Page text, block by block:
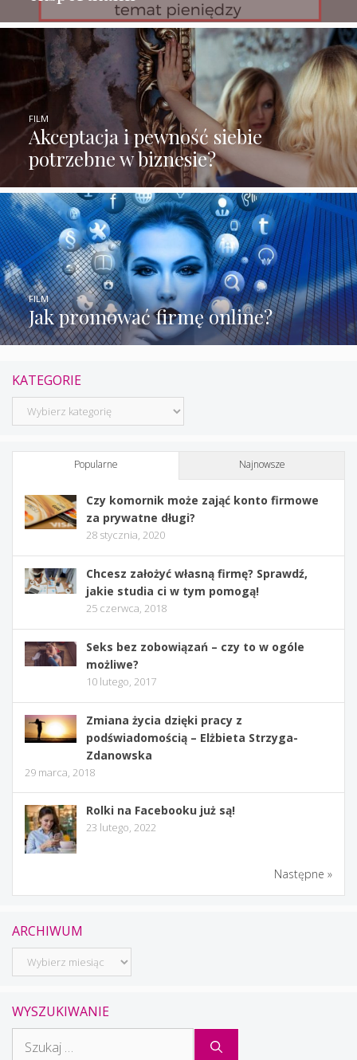
Akceptacja i pewność siebie
potrzebne w biznesie?
FILM
Jak promować firmę online?
FILM
KATEGORIE
Kategorie
Popularne Najnowsze
Czy komornik może zająć konto firmowe
za prywatne długi?
28 stycznia, 2020
Chcesz założyć własną firmę? Sprawdź,
jakie studia ci w tym pomogą!
25 czerwca, 2018
Seks bez zobowiązań – czy to w ogóle
możliwe?
10 lutego, 2017
Zmiana życia dzięki pracy z
podświadomością – Elżbieta Strzyga-
Zdanowska
29 marca, 2018
Rolki na Facebooku już są!
23 lutego, 2022
Następne »
ARCHIWUM
Archiwum
WYSZUKIWANIE